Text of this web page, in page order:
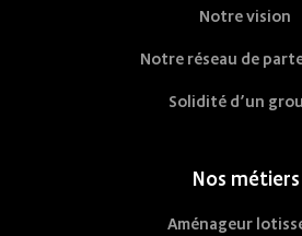
Notre vision
Notre réseau de
Solidité d’un
Nos métiers
Aménageur